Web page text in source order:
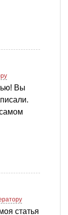
Вы
статья